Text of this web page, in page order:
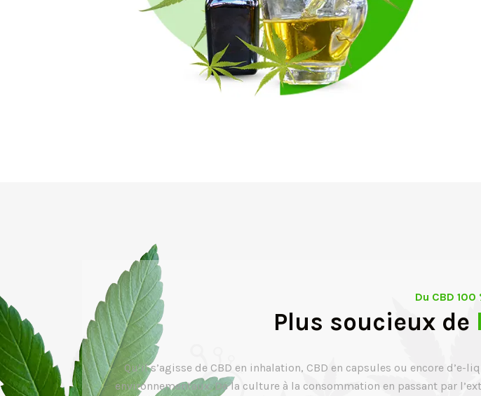
Du CBD 100
Plus soucieux de
Qu’il s’agisse de CBD en inhalation, CBD en capsules ou encore
environnementaux. De la culture à la consommation en passant par